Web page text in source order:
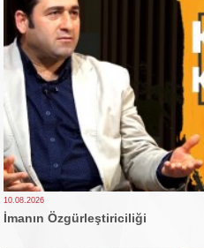
10.08.2026
İmanın Özgürleştiriciliği